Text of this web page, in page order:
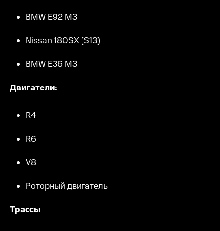
BMW E92 M3
Nissan 180SX (S13)
BMW E36 M3
Двигатели:
R4
R6
V8
Роторный двигатель
Трассы